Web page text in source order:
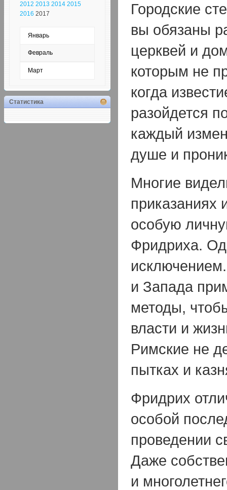
Городские
вы обязаны
церквей и
которым не
когда
разойдется
каждый
душе и
Многие
приказаниях
особую
Фридриха.
и Запада
методы,
власти и
Римские не
пытках и
Фридрих
особой
проведении
Даже
и
2012 2013 2014 2015
2016 2017
Январь
Февраль
Март
Статистика